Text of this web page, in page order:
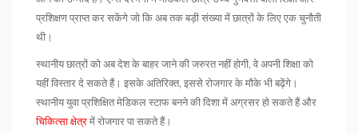
प्रशिक्षण प्राप्त कर सकेंगे जो कि अब तक बड़ी संख्या में छात्रों के लिए एक चुनौती
थी।
स्थानीय छात्रों को अब देश के बाहर जाने की जरुरत नहीं होगी, वे अपनी शिक्षा को
यहीं विस्तार दे सकते हैं। इसके अतिरिक्त, इससे रोजगार के मौके भी बढ़ेंगे।
स्थानीय युवा प्रशिक्षित मेडिकल स्टाफ बनने की दिशा में अग्रसर हो सकते हैं और
चिकित्सा क्षेत्रमें रोजगार पा सकते हैं।